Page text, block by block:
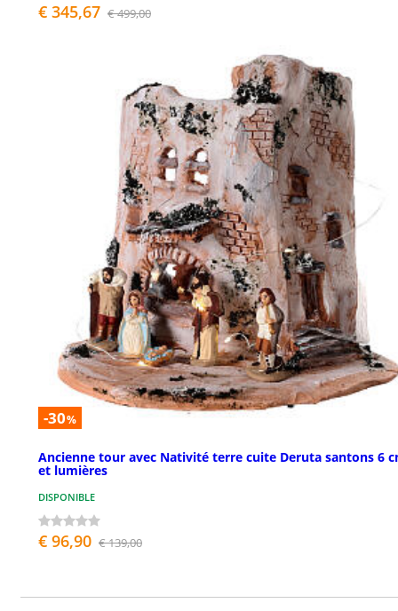
€ 345,67 € 499,00
-30%
Ancienne tour avec Nativité terre cuite Deruta santons 6
et lumières
DISPONIBLE
€ 96,90 € 139,00